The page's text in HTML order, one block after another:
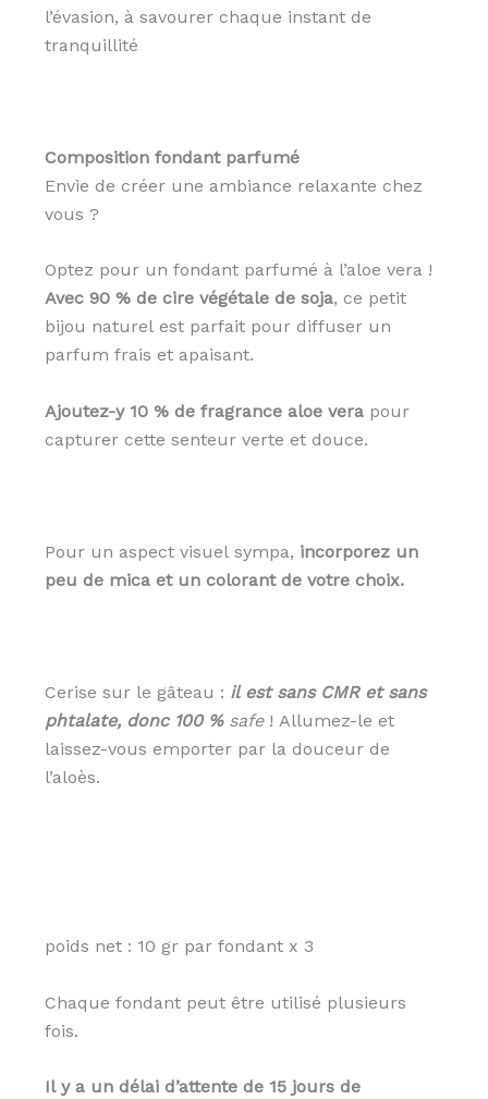
l’évasion, à savourer chaque instant de
tranquillité
Composition fondant parfumé
Envie de créer une ambiance relaxante chez
vous ?
Optez pour un fondant parfumé à l’aloe vera !
Avec 90 % de cire végétale de soja, ce petit
bijou naturel est parfait pour diffuser un
parfum frais et apaisant.
Ajoutez-y 10 % de fragrance aloe verapour
capturer cette senteur verte et douce.
Pour un aspect visuel sympa, incorporez un
peu de mica et un colorant de votre choix.
Cerise sur le gâteau : il est sans CMR et sans
phtalate, donc 100 %safe! Allumez-le et
laissez-vous emporter par la douceur de
l’aloès.
poids net : 10 gr par fondant x 3
Chaque fondant peut être utilisé plusieurs
fois.
Il y a un délai d’attente de 15 jours de